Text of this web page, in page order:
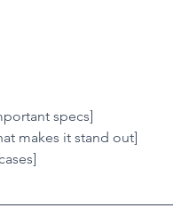
specs]
makes it stand out]